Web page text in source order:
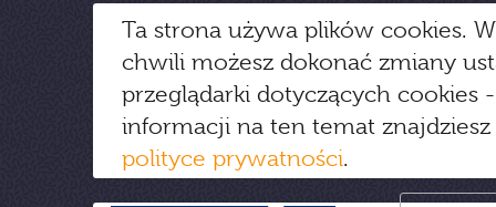
Ta strona używa plików cookies.
chwili możesz dokonać zmiany
przeglądarki dotyczących cookies
informacji na ten temat
polityce prywatności.